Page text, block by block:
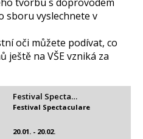
sboru vyslechnete v
oči můžete podívat, co
ještě na VŠE vzniká za
Festival Specta…
20.01. - 20.02.
Festival Spectaculare